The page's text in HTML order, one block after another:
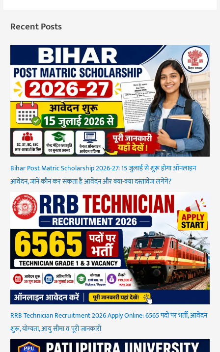
Recent Posts
Bihar Post Matric Scholarship 2026-27: 15 जुलाई से शुरू होगा ऑनलाइन
आवेदन, जानें कौन कर सकता है आवेदन और क्या-क्या दस्तावेज लगेंगे?
RRB Technician Recruitment 2026 Apply Online: 6565 पदों पर भर्ती, आवेदन
शुरू, योग्यता, आयु सीमा व पूरी जानकारी